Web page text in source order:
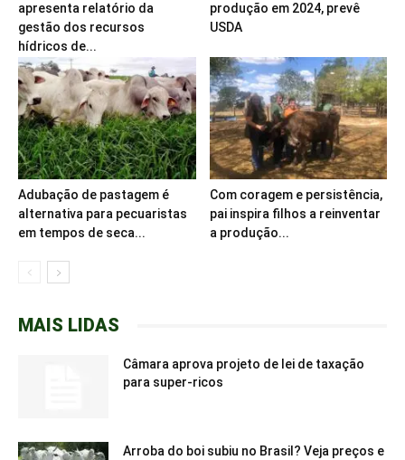
apresenta relatório da
gestão dos recursos
hídricos de...
produção em 2024, prevê
USDA
Adubação de pastagem é
alternativa para pecuaristas
em tempos de seca...
Com coragem e persistência,
pai inspira filhos a reinventar
a produção...
MAIS LIDAS
Câmara aprova projeto de lei de taxação
para super-ricos
Arroba do boi subiu no Brasil? Veja preços e